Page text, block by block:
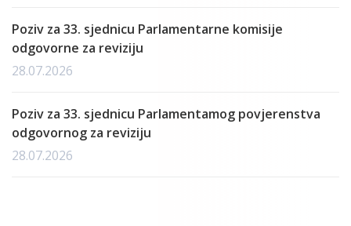
Poziv za 33. sjednicu Parlamentarne komisije
odgovorne za reviziju
28.07.2026
Poziv za 33. sjednicu Parlamentamog povjerenstva
odgovornog za reviziju
28.07.2026